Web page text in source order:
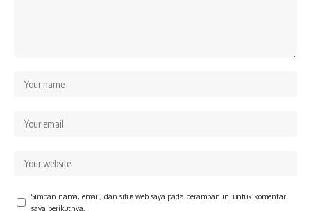
Simpan nama, email, dan situs web saya pada peramban ini untuk komentar
saya berikutnya.